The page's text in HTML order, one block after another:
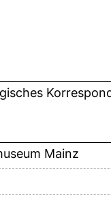
Mainz